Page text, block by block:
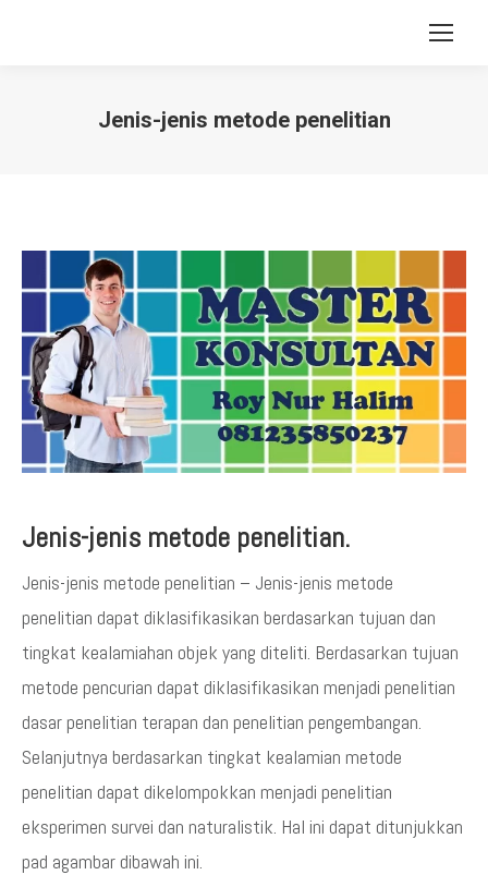
Jenis-jenis metode penelitian
Jenis-jenis metode penelitian.
Jenis-jenis metode penelitian – Jenis-jenis metode
penelitian dapat diklasifikasikan berdasarkan tujuan dan
tingkat kealamiahan objek yang diteliti. Berdasarkan tujuan
metode pencurian dapat diklasifikasikan menjadi penelitian
dasar penelitian terapan dan penelitian pengembangan.
Selanjutnya berdasarkan tingkat kealamian metode
penelitian dapat dikelompokkan menjadi penelitian
eksperimen survei dan naturalistik. Hal ini dapat ditunjukkan
pad agambar dibawah ini.